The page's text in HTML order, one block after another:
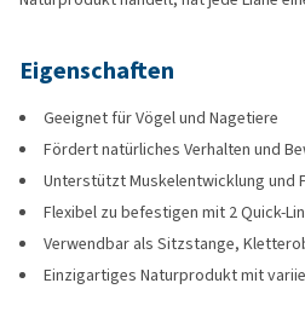
Eigenschaften
Geeignet für Vögel und Nagetiere
Fördert natürliches Verhalten und
Unterstützt Muskelentwicklung und
Flexibel zu befestigen mit 2 Quick-
Verwendbar als Sitzstange,
Einzigartiges Naturprodukt mit